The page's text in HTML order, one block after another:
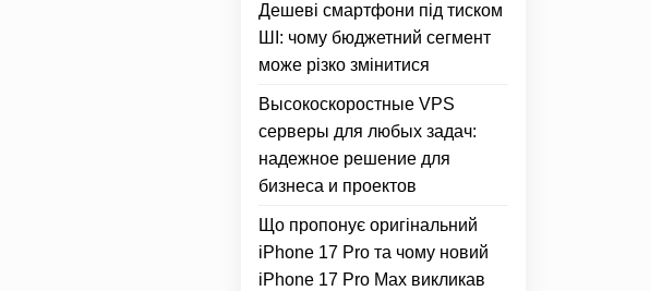
Дешеві смартфони під тиском
ШІ: чому бюджетний сегмент
може різко змінитися
Высокоскоростные VPS
серверы для любых задач:
надежное решение для
бизнеса и проектов
Що пропонує оригінальний
iPhone 17 Pro та чому новий
iPhone 17 Pro Max викликав